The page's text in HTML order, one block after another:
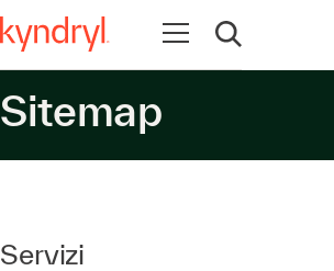
Apri la navigazione
Apri ricerca
Sitemap
Servizi